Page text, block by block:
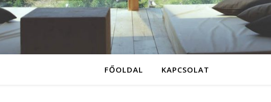
FŐOLDAL KAPCSOLAT